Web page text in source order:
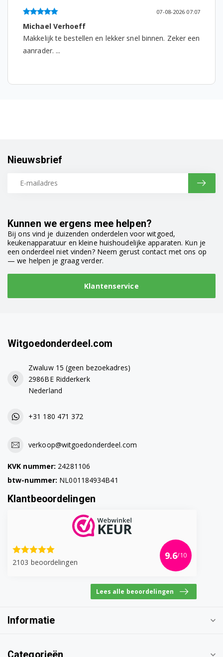
07-08-2026 07:07
Michael Verhoeff
Makkelijk te bestellen en lekker snel binnen. Zeker een
aanrader. ...
Kunnen we ergens mee helpen?
Bij ons vind je duizenden onderdelen voor witgoed,
keukenapparatuur en kleine huishoudelijke apparaten. Kun je
een onderdeel niet vinden? Neem gerust contact met ons op
— we helpen je graag verder.
Klantenservice
Nieuwsbrief
Witgoedonderdeel.com
Zwaluw 15 (geen bezoekadres)
2986BE Ridderkerk
Nederland
+31 180 471 372
verkoop@witgoedonderdeel.com
KVK nummer: 24281106
btw-nummer: NL001184934B41
Klantbeoordelingen
2103 beoordelingen
9.6/10
Lees alle beoordelingen
Informatie